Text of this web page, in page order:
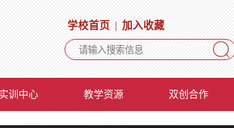
学校首页|加入收藏
实训中心 教学资源 双创合作